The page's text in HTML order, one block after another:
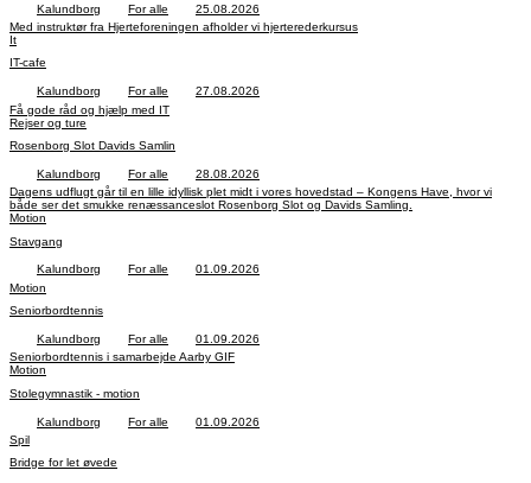
Kalundborg For alle
25.08.2026
Med instruktør fra Hjerteforeningen afholder vi hjerterederkursus
It
IT-cafe
Kalundborg For alle
27.08.2026
Få gode råd og hjælp med IT
Rejser og ture
Rosenborg Slot Davids Samlin
Kalundborg For alle
28.08.2026
Dagens udflugt går til en lille idyllisk plet midt i vores hovedstad – Kongens Have, hvor vi
både ser det smukke renæssanceslot Rosenborg Slot og Davids Samling.
Motion
Stavgang
Kalundborg For alle
01.09.2026
Motion
Seniorbordtennis
Kalundborg For alle
01.09.2026
Seniorbordtennis i samarbejde Aarby GIF
Motion
Stolegymnastik - motion
Kalundborg For alle
01.09.2026
Spil
Bridge for let øvede